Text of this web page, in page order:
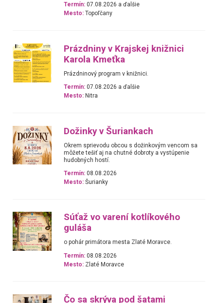
Termín: 07.08.2026 a ďalšie
Mesto: Topoľčany
Prázdniny v Krajskej knižnici
Karola Kmeťka
Prázdninový program v knižnici.
Termín: 07.08.2026 a ďalšie
Mesto: Nitra
Dožinky v Šuriankach
Okrem sprievodu obcou s dožinkovým vencom sa
môžete tešiť aj na chutné dobroty a vystúpenie
hudobných hostí.
Termín: 08.08.2026
Mesto: Šurianky
Súťaž vo varení kotlíkového
guláša
o pohár primátora mesta Zlaté Moravce.
Termín: 08.08.2026
Mesto: Zlaté Moravce
Čo sa skrýva pod šatami